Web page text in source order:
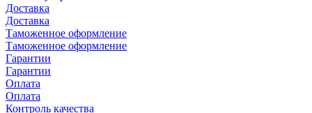
Доставка
Доставка
Таможенное оформление
Таможенное оформление
Гарантии
Гарантии
Оплата
Оплата
Контроль качества